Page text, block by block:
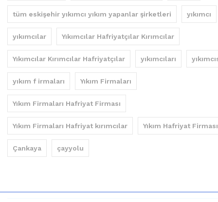
tüm eskişehir yıkımcı yıkım yapanlar şirketleri yıkımcı
yıkımcılar Yıkımcılar Hafriyatçılar Kırımcılar
Yıkımcılar Kırımcılar Hafriyatçılar yıkımcıları
yıkım f irmaları Yıkım Firmaları
Yıkım Firmaları Hafriyat Firması
Yıkım Firmaları Hafriyat kırımcılar Yıkım Hafriyat Firması
Çankaya çayyolu